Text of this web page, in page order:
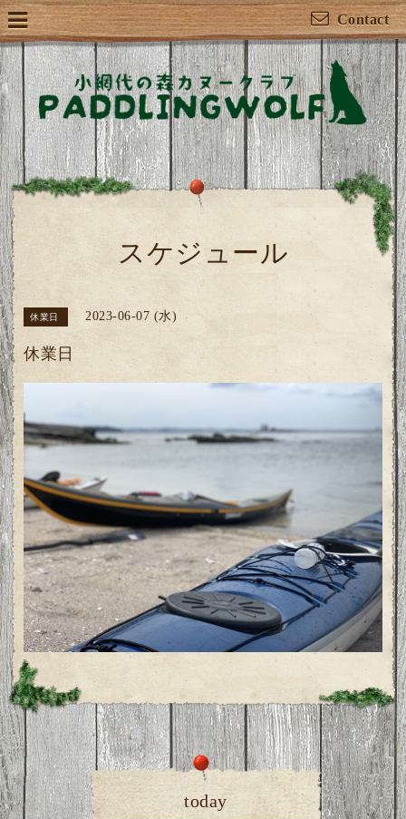
Contact
スケジュール
休業日 2023-06-07 (水)
休業日
today